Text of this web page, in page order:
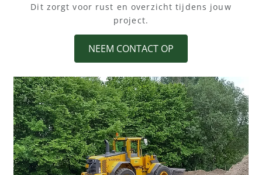
Dit zorgt voor rust en overzicht tijdens jouw
project.
NEEM CONTACT OP